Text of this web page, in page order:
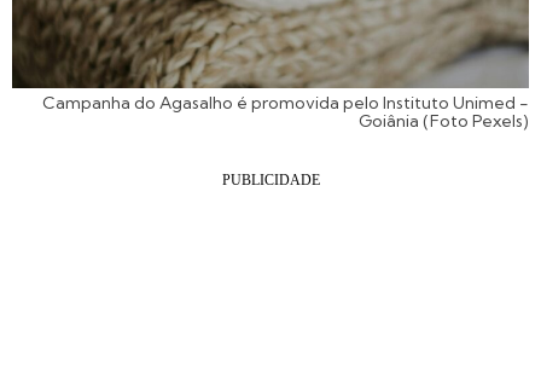
Campanha do Agasalho é promovida pelo Instituto Unimed -
Goiânia (Foto Pexels)